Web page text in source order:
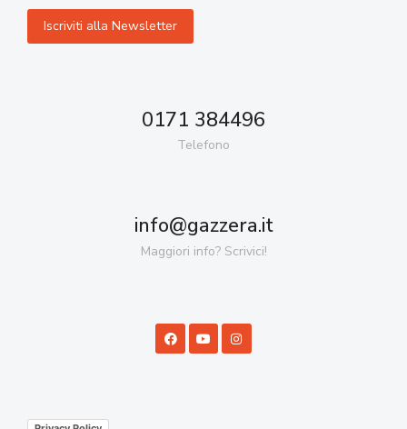
0171 384496
Telefono
info@gazzera.it
Maggiori info? Scrivici!